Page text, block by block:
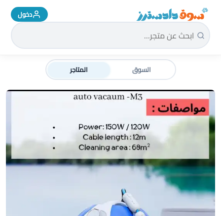
سوق دادسترز الرئيسية دخول
السوق المتاجر